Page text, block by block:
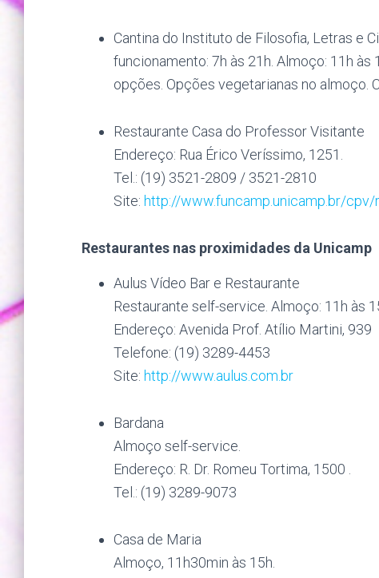
Cantina do Instituto de Filosofia, Letras e
funcionamento: 7h às 21h. Almoço: 11h
opções. Opções vegetarianas no almoço.
Restaurante Casa do Professor Visitante
Endereço: Rua Érico Veríssimo, 1251.
Tel.: (19) 3521-2809 / 3521-2810
Site: http://www.funcamp.unicamp.br/
Restaurantes nas proximidades da Unicamp
Aulus Vídeo Bar e Restaurante
Restaurante self-service. Almoço: 11h às
Endereço: Avenida Prof. Atílio Martini, 939
Telefone: (19) 3289-4453
Site: http://www.aulus.com.br
Bardana
Almoço self-service.
Endereço: R. Dr. Romeu Tortima, 1500 .
Tel.: (19) 3289-9073
Casa de Maria
Almoço, 11h30min às 15h.